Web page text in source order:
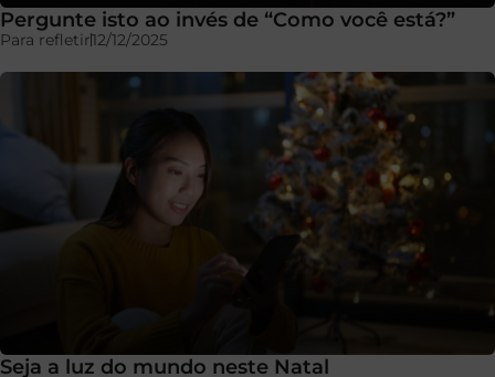
Pergunte isto ao invés de “Como você está?”
Para refletir12/12/2025
Seja a luz do mundo neste Natal